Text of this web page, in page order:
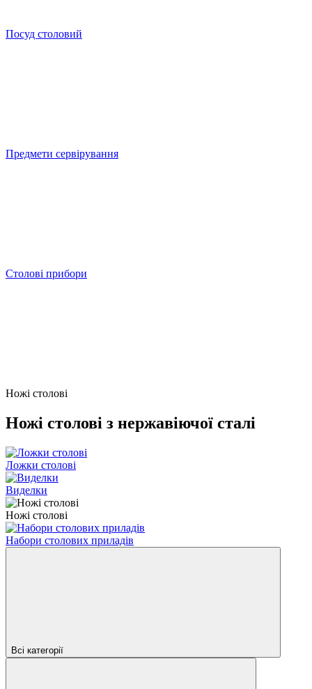
Посуд столовий
Предмети сервірування
Столові прибори
Ножі столові
Ножі столові з нержавіючої сталі
Ложки столові
Виделки
Ножі столові
Набори столових приладів
Всі категорії